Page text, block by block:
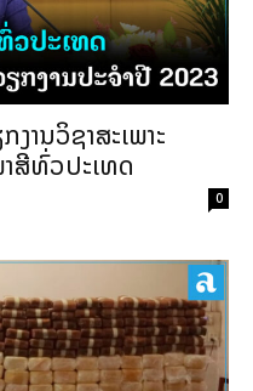
ານວິຊາສະເພາະ
ສີທົ່ວປະເທດ
0